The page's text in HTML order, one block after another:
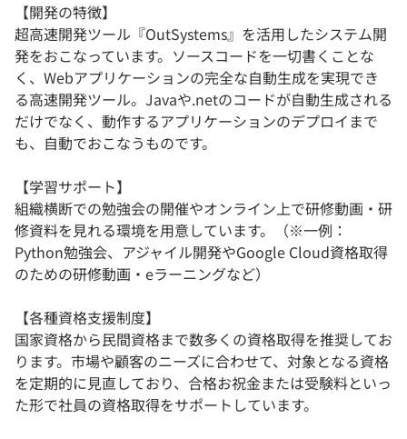
【開発の特徴】
超⾼速開発ツール『OutSystems』を活用したシステム開
発をおこなっています。ソースコードを一切書くことな
く、Webアプリケーションの完全な自動生成を実現でき
る高速開発ツール。Javaや.netのコードが自動生成される
だけでなく、動作するアプリケーションのデプロイまで
も、自動でおこなうものです。
【学習サポート】
組織横断での勉強会の開催やオンライン上で研修動画・研
修資料を見れる環境を用意しています。（※一例：
Python勉強会、アジャイル開発やGoogle Cloud資格取得
のための研修動画・eラーニングなど）
【各種資格支援制度】
国家資格から民間資格まで数多くの資格取得を推奨してお
ります。市場や顧客のニーズに合わせて、対象となる資格
を定期的に見直しており、合格お祝金または受験料といっ
た形で社員の資格取得をサポートしています。